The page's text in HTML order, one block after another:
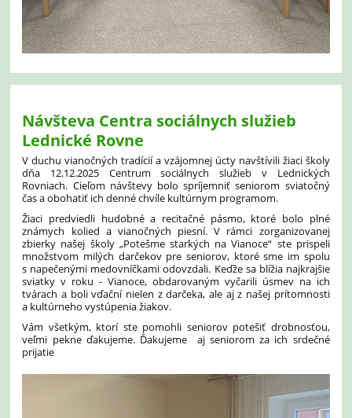
Návšteva Centra sociálnych služieb
Lednické Rovne
V duchu vianočných tradícií a vzájomnej úcty navštívili žiaci školy
dňa 12.12.2025 Centrum sociálnych služieb v Lednických
Rovniach. Cieľom návštevy bolo spríjemniť seniorom sviatočný
čas a obohatiť ich denné chvíle kultúrnym programom.
Žiaci predviedli hudobné a recitačné pásmo, ktoré bolo plné
známych kolied a vianočných piesní. V rámci zorganizovanej
zbierky našej školy „Potešme starkých na Vianoce“ ste prispeli
množstvom milých darčekov pre seniorov, ktoré sme im spolu
s napečenými medovníčkami odovzdali. Keďže sa blížia najkrajšie
sviatky v roku - Vianoce, obdarovaným vyčarili úsmev na ich
tvárach a boli vďační nielen z darčeka, ale aj z našej prítomnosti
a kultúrneho vystúpenia žiakov.
Vám všetkým, ktorí ste pomohli seniorov potešiť drobnosťou,
veľmi pekne ďakujeme. Ďakujeme aj seniorom za ich srdečné
prijatie